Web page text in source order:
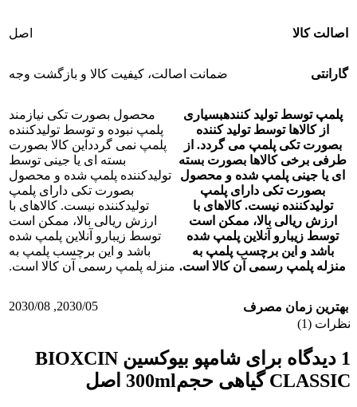
اصالت کالا اصل
گارانتی ضمانت اصالت، کیفیت کالا و بازگشت وجه
پلمپ توسط تولید کنندهبسیاری
از کالاها توسط تولید کننده
بصورت تکی پلمپ می گردد. از
طرفی برخی کالاها بصورت بسته
ای یا جینی پلمپ شده و محصول
بصورت تکی دارای پلمپ
تولیدکننده نیست. کالاهای با
ارزش ریالی بالا، ممکن است
توسط زیبارو آنلاین پلمپ شده
باشد و این برچسب پلمپ به
منزله پلمپ رسمی آن کالا است.
محصول بصورت تکی نیازمند
پلمپ نبوده و توسط تولیدکننده
پلمپ نمی گردد این کالا بصورت
بسته ای یا جینی توسط
تولیدکننده پلمپ شده و محصول
بصورت تکی دارای پلمپ
تولیدکننده نیست. کالاهای با
ارزش ریالی بالا، ممکن است
توسط زیبارو آنلاین پلمپ شده
باشد و این برچسب پلمپ به
منزله پلمپ رسمی آن کالا است.
بهترین زمان مصرف 2030/05
,
2030/08
نظرات (1)
1 دیدگاه برای
شامپو بیوکسین BIOXCIN
CLASSIC گیاهی حجم300ml اصل